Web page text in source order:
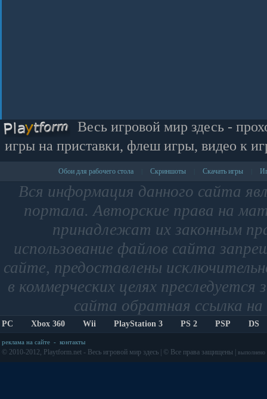
Весь игровой мир здесь -
игры на приставки, флеш игры, видео к
Обои для рабочего стола Скриншоты Скачать игры
Вся информация данного сайта
портала. Авторские права на
принадлежат их законным
использование файлов сайта
сайте, предоставлены
в коммерческих целях
сайта обратная ссылка
PC Xbox 360 Wii PlayStation 3 PS 2 PSP DS
реклама на сайте - контакты
© 2010-2012, Playtform.net - Весь игровой мир здесь | © Все права защищены | выполнено